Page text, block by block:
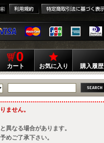
0
カート お気に入り 購入履歴
ません。
異なる場合があります。
めご了承下さい。